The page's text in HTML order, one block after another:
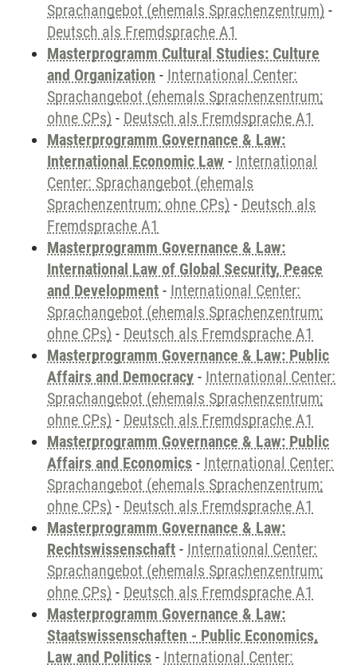
Sprachangebot (ehemals Sprachenzentrum) -
Deutsch als Fremdsprache A1
Masterprogramm Cultural Studies: Culture
and Organization - International Center:
Sprachangebot (ehemals Sprachenzentrum;
ohne CPs) - Deutsch als Fremdsprache A1
Masterprogramm Governance & Law:
International Economic Law - International
Center: Sprachangebot (ehemals
Sprachenzentrum; ohne CPs) - Deutsch als
Fremdsprache A1
Masterprogramm Governance & Law:
International Law of Global Security, Peace
and Development - International Center:
Sprachangebot (ehemals Sprachenzentrum;
ohne CPs) - Deutsch als Fremdsprache A1
Masterprogramm Governance & Law: Public
Affairs and Democracy - International Center:
Sprachangebot (ehemals Sprachenzentrum;
ohne CPs) - Deutsch als Fremdsprache A1
Masterprogramm Governance & Law: Public
Affairs and Economics - International Center:
Sprachangebot (ehemals Sprachenzentrum;
ohne CPs) - Deutsch als Fremdsprache A1
Masterprogramm Governance & Law:
Rechtswissenschaft - International Center:
Sprachangebot (ehemals Sprachenzentrum;
ohne CPs) - Deutsch als Fremdsprache A1
Masterprogramm Governance & Law:
Staatswissenschaften - Public Economics,
Law and Politics - International Center: